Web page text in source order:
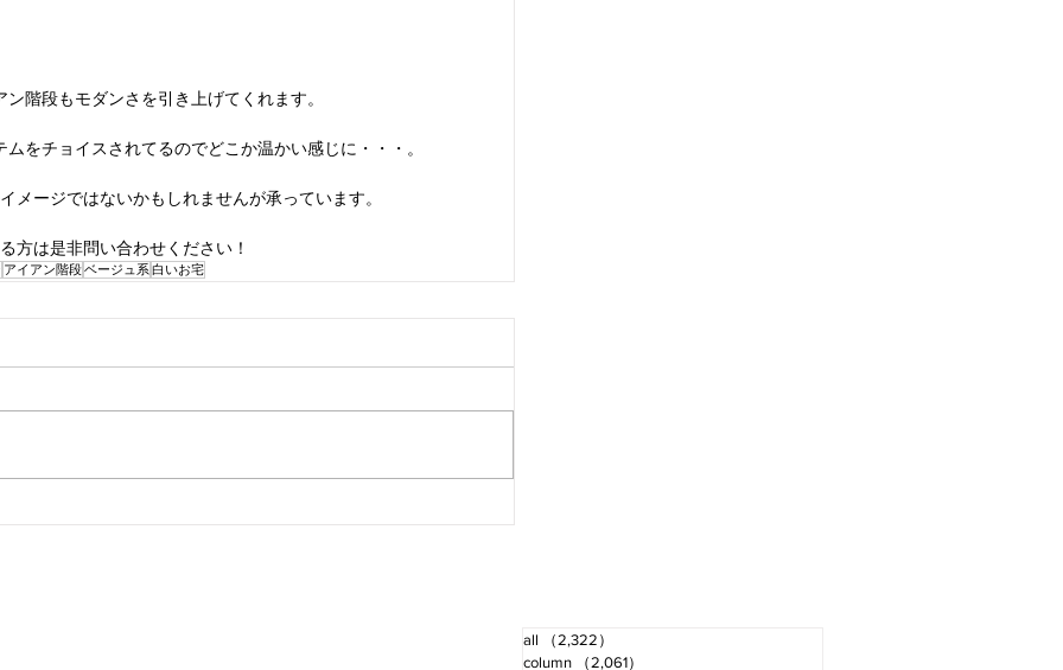
ン階段もモダンさを引き上げてくれます。
をチョイスされてるのでどこか温かい感じに・・・。
メージではないかもしれませんが承っています。
方は是非問い合わせください！
アイアン階段ベージュ系 白いお宅
all （2,322）
column
（2,061）